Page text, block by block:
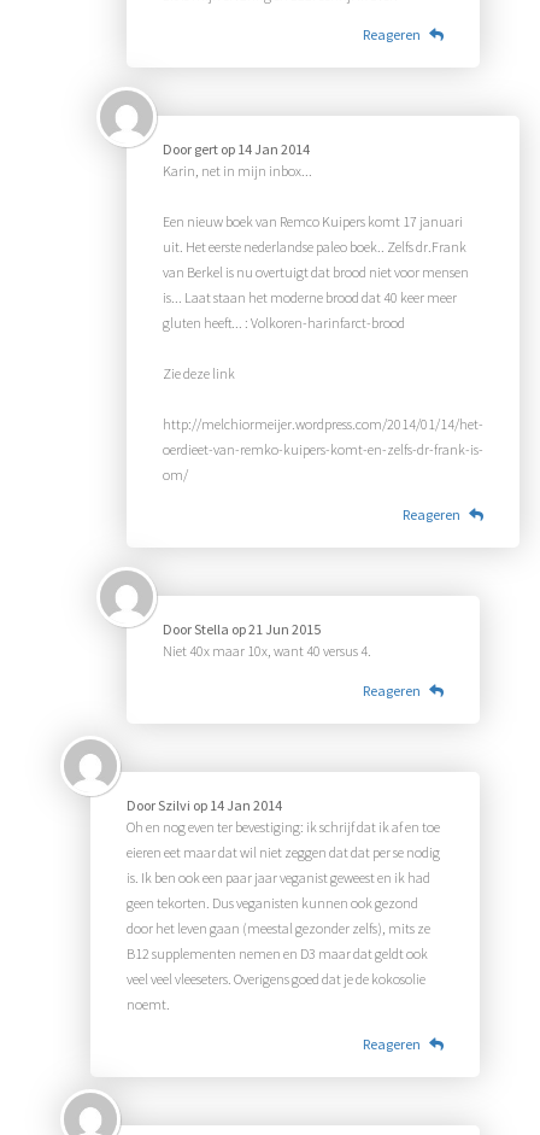
Reageren
Door gert op 14 Jan 2014
Karin, net in mijn inbox...
Een nieuw boek van Remco Kuipers komt 17 januari
uit. Het eerste nederlandse paleo boek.. Zelfs dr.Frank
van Berkel is nu overtuigt dat brood niet voor mensen
is... Laat staan het moderne brood dat 40 keer meer
gluten heeft... : Volkoren-harinfarct-brood
Zie deze link
http://melchiormeijer.wordpress.com/2014/01/14/het-
oerdieet-van-remko-kuipers-komt-en-zelfs-dr-frank-is-
om/
Reageren
DoorStella op21 Jun 2015
Niet 40x maar 10x, want 40 versus 4.
Reageren
DoorSzilvi op 14 Jan 2014
Oh en nog even ter bevestiging: ik schrijf dat ik af en toe
eieren eet maar dat wil niet zeggen dat dat per se nodig
is. Ik ben ook een paar jaar veganist geweest en ik had
geen tekorten. Dus veganisten kunnen ook gezond
door het leven gaan (meestal gezonder zelfs), mits ze
B12 supplementen nemen en D3 maar dat geldt ook
veel veel vleeseters. Overigens goed dat je de kokosolie
noemt.
Reageren